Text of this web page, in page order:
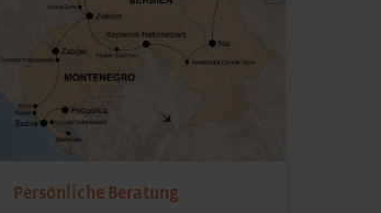
Persönliche Beratung